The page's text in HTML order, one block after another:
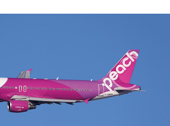
美伊戰事快結束 承認部分彈藥庫存緊